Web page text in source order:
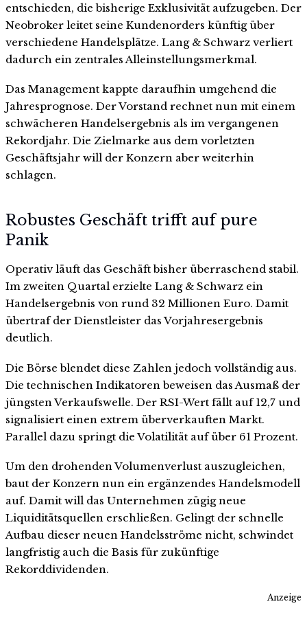
entschieden, die bisherige Exklusivität aufzugeben. Der
Neobroker leitet seine Kundenorders künftig über
verschiedene Handelsplätze. Lang & Schwarz verliert
dadurch ein zentrales Alleinstellungsmerkmal.
Das Management kappte daraufhin umgehend die
Jahresprognose. Der Vorstand rechnet nun mit einem
schwächeren Handelsergebnis als im vergangenen
Rekordjahr. Die Zielmarke aus dem vorletzten
Geschäftsjahr will der Konzern aber weiterhin
schlagen.
Robustes Geschäft trifft auf pure
Panik
Operativ läuft das Geschäft bisher überraschend stabil.
Im zweiten Quartal erzielte Lang & Schwarz ein
Handelsergebnis von rund 32 Millionen Euro. Damit
übertraf der Dienstleister das Vorjahresergebnis
deutlich.
Die Börse blendet diese Zahlen jedoch vollständig aus.
Die technischen Indikatoren beweisen das Ausmaß der
jüngsten Verkaufswelle. Der RSI-Wert fällt auf 12,7 und
signalisiert einen extrem überverkauften Markt.
Parallel dazu springt die Volatilität auf über 61 Prozent.
Um den drohenden Volumenverlust auszugleichen,
baut der Konzern nun ein ergänzendes Handelsmodell
auf. Damit will das Unternehmen zügig neue
Liquiditätsquellen erschließen. Gelingt der schnelle
Aufbau dieser neuen Handelsströme nicht, schwindet
langfristig auch die Basis für zukünftige
Rekorddividenden.
Anzeige